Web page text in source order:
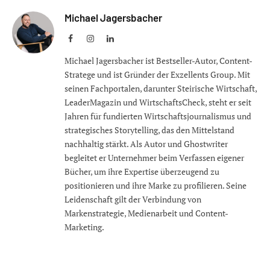
Michael Jagersbacher
FacebookInstagramLinkedIn
Michael Jagersbacher ist Bestseller-Autor, Content-
Stratege und ist Gründer der Exzellents Group. Mit
seinen Fachportalen, darunter Steirische Wirtschaft,
LeaderMagazin und WirtschaftsCheck, steht er seit
Jahren für fundierten Wirtschaftsjournalismus und
strategisches Storytelling, das den Mittelstand
nachhaltig stärkt. Als Autor und Ghostwriter
begleitet er Unternehmer beim Verfassen eigener
Bücher, um ihre Expertise überzeugend zu
positionieren und ihre Marke zu profilieren. Seine
Leidenschaft gilt der Verbindung von
Markenstrategie, Medienarbeit und Content-
Marketing.